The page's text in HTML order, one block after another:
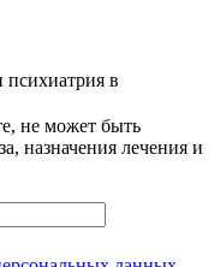
в
не может быть
назначения лечения и